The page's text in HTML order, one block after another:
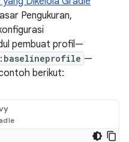
Pengukuran,
pembuat profil—
:baselineprofile —
berikut: